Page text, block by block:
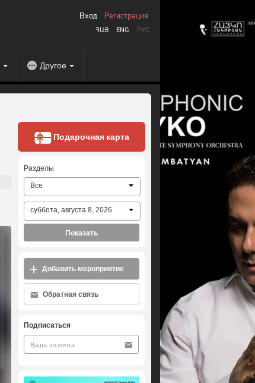
ՀԱՅ ENG РУС
Вход Регистрация
Другое
Подарочная карта
Разделы
Все
суббота, августа 8, 2026
Показать
Добавить мероприятие
Обратная связь
Подписаться